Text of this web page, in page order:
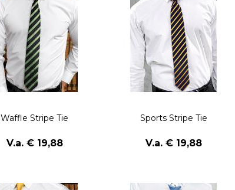
Waffle Stripe Tie
V.a. € 19,88
Sports Stripe Tie
V.a. € 19,88